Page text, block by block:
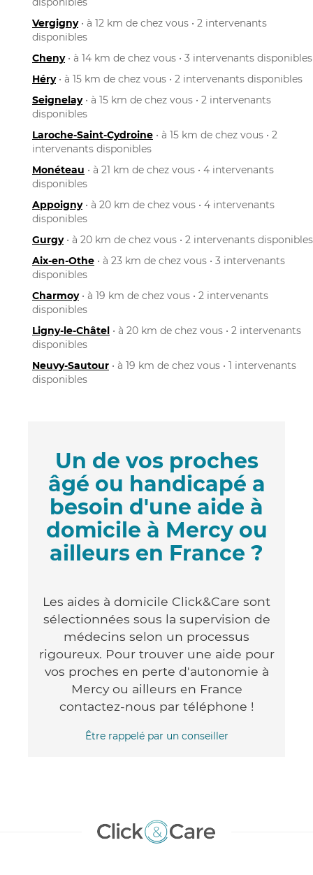
Vergigny• à 12 km de chez vous • 2 intervenants
disponibles
Cheny• à 14 km de chez vous • 3 intervenants disponibles
Héry• à 15 km de chez vous • 2 intervenants disponibles
Seignelay• à 15 km de chez vous • 2 intervenants
disponibles
Laroche-Saint-Cydroine • à 15 km de chez vous • 2
intervenants disponibles
Monéteau • à 21 km de chez vous • 4 intervenants
disponibles
Appoigny• à 20 km de chez vous • 4 intervenants
disponibles
Gurgy• à 20 km de chez vous • 2 intervenants disponibles
Aix-en-Othe • à 23 km de chez vous • 3 intervenants
disponibles
Charmoy• à 19 km de chez vous • 2 intervenants
disponibles
Ligny-le-Châtel • à 20 km de chez vous • 2 intervenants
disponibles
Neuvy-Sautour • à 19 km de chez vous • 1 intervenants
disponibles
Un de vos proches
âgé ou handicapé a
besoin d'une aide à
domicile à Mercy ou
ailleurs en France ?
Les aides à domicile Click&Care sont
sélectionnées sous la supervision de
médecins selon un processus
rigoureux. Pour trouver une aide pour
vos proches en perte d'autonomie à
Mercy ou ailleurs en France
contactez-nous par téléphone !
Être rappelé par un conseiller